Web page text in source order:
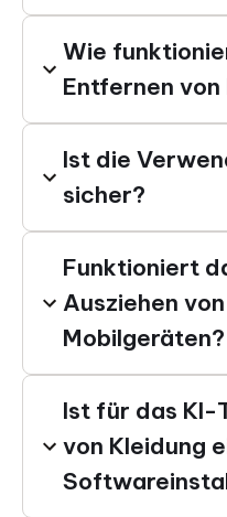
Wie
Entfernen von
Ist die
sicher?
Funktioniert
Ausziehen
Mobilgeräten?
Ist für das KI-
von Kleidung